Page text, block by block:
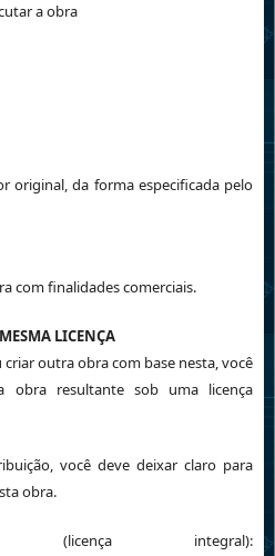
a obra
original, da forma especificada pelo
com finalidades comerciais.
LICENÇA
outra obra com base nesta, você
obra resultante sob uma licença
você deve deixar claro para
obra.
(licença integral):